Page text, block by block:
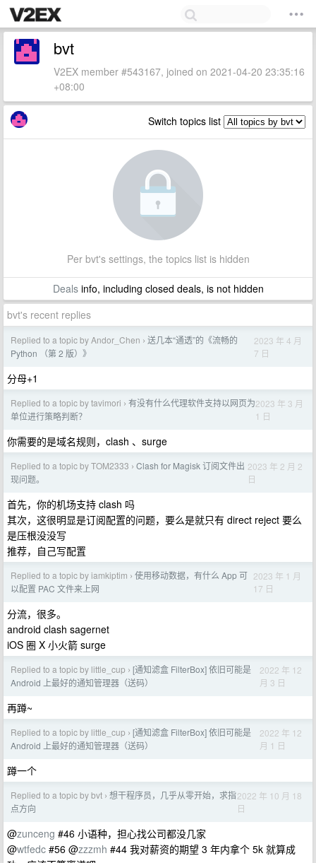
bvt
V2EX member #543167, joined on 2021-04-20 23:35:16
+08:00
Switch topics list
Per bvt's settings, the topics list is hidden
Dealsinfo, including closed deals, is not hidden
bvt's recent replies
Replied to a topic by Andor_Chen › 送几本“通透”的《流畅的
Python （第 2 版）》
2023 年 4 月
7 日
分母+1
Replied to a topic by tavimori › 有没有什么代理软件支持以网页为
单位进行策略判断？
2023 年 3 月
1 日
你需要的是域名规则，clash 、surge
Replied to a topic by TOM2333 › Clash for Magisk 订阅文件出
现问题。
2023 年 2 月 2
日
首先，你的机场支持 clash 吗
其次，这很明显是订阅配置的问题，要么是就只有 direct reject 要么
是压根没没写
推荐，自己写配置
Replied to a topic by iamkiptim › 使用移动数据，有什么 App 可
以配置 PAC 文件来上网
2023 年 1 月
17 日
分流，很多。
android clash sagernet
iOS 圈 X 小火箭 surge
Replied to a topic by little_cup › [通知滤盒 FilterBox] 依旧可能是
Android 上最好的通知管理器（送码）
2022 年 12
月 3 日
再蹲~
Replied to a topic by little_cup › [通知滤盒 FilterBox] 依旧可能是
Android 上最好的通知管理器（送码）
2022 年 12
月 1 日
蹲一个
Replied to a topic by bvt › 想干程序员，几乎从零开始，求指
点方向
2022 年 10 月 18
日
@zunceng #46 小语种，担心找公司都没几家
@wtfedc #56 @zzzmh #44 我对薪资的期望 3 年内拿个 5k 就算成